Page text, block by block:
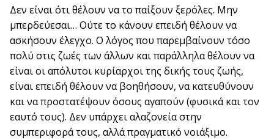
Δεν είναι ότι θέλουν να το παίξουν ξερόλες. Μην
μπερδεύεσαι… Ούτε το κάνουν επειδή θέλουν να
ασκήσουν έλεγχο. Ο λόγος που παρεμβαίνουν τόσο
πολύ στις ζωές των άλλων και παράλληλα θέλουν να
είναι οι απόλυτοι κυρίαρχοι της δικής τους ζωής,
είναι επειδή θέλουν να βοηθήσουν, να κατευθύνουν
και να προστατέψουν όσους αγαπούν (φυσικά και τον
εαυτό τους). Δεν υπάρχει αλαζονεία στην
συμπεριφορά τους, αλλά πραγματικό νοιάξιμο.